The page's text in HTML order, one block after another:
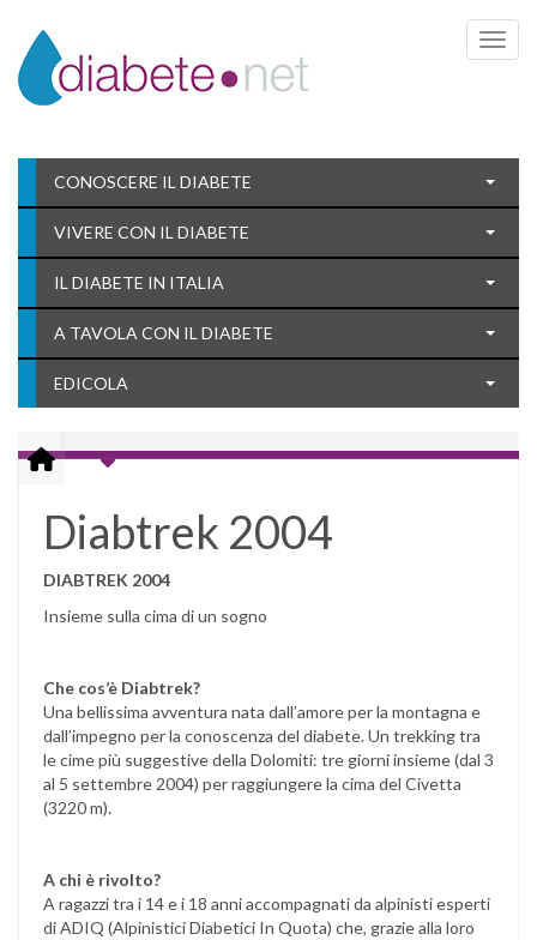
Toggle
CONOSCERE IL DIABETE
VIVERE CON IL DIABETE
IL DIABETE IN ITALIA
A TAVOLA CON IL DIABETE
EDICOLA
Diabtrek 2004
DIABTREK 2004
Insieme sulla cima di un sogno
Che cos’è Diabtrek?
Una bellissima avventura nata dall’amore per la montagna e
dall’impegno per la conoscenza del diabete. Un trekking tra
le cime più suggestive della Dolomiti: tre giorni insieme (dal 3
al 5 settembre 2004) per raggiungere la cima del Civetta
(3220 m).
A chi è rivolto?
A ragazzi tra i 14 e i 18 anni accompagnati da alpinisti esperti
di ADIQ (Alpinistici Diabetici In Quota) che, grazie alla loro